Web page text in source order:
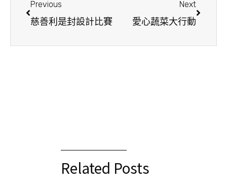
Previous
慈善利是封設計比賽
Next
愛心蔬菜大行動
Related Posts